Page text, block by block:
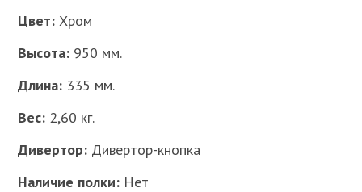
Цвет: Хром
Высота: 950 мм.
Длина: 335 мм.
Вес: 2,60 кг.
Дивертор: Дивертор-кнопка
Наличие полки: Нет